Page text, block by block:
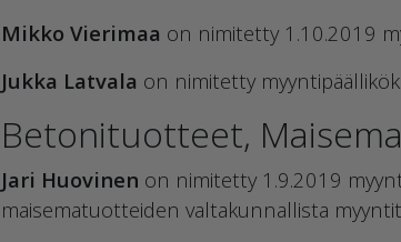
Mikko Vierimaa on nimitetty 1.10.2019
Jukka Latvala on nimitetty
Betonituotteet,
Jari Huovinen on nimitetty 1.9.2019
maisematuotteiden valtakunnallista